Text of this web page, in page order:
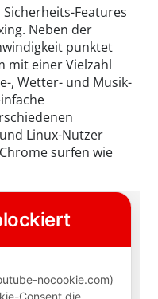
Features
Neben der
punktet
mit einer Vielzahl
, Wetter- und Musik-
Linux-Nutzer
surfen wie